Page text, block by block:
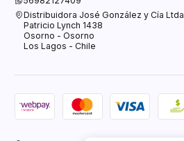
Distribuidora José González y Cía Ltda
Patricio Lynch 1438
Osorno - Osorno
Los Lagos - Chile